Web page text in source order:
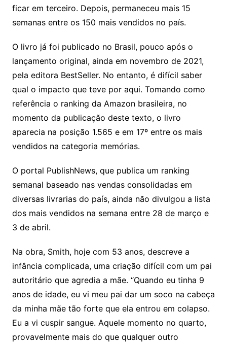
ficar em terceiro. Depois, permaneceu mais 15
semanas entre os 150 mais vendidos no país.
O livro já foi publicado no Brasil, pouco após o
lançamento original, ainda em novembro de 2021,
pela editora BestSeller. No entanto, é difícil saber
qual o impacto que teve por aqui. Tomando como
referência o ranking da Amazon brasileira, no
momento da publicação deste texto, o livro
aparecia na posição 1.565 e em 17º entre os mais
vendidos na categoria memórias.
O portal PublishNews, que publica um ranking
semanal baseado nas vendas consolidadas em
diversas livrarias do país, ainda não divulgou a lista
dos mais vendidos na semana entre 28 de março e
3 de abril.
Na obra, Smith, hoje com 53 anos, descreve a
infância complicada, uma criação difícil com um pai
autoritário que agredia a mãe. “Quando eu tinha 9
anos de idade, eu vi meu pai dar um soco na cabeça
da minha mãe tão forte que ela entrou em colapso.
Eu a vi cuspir sangue. Aquele momento no quarto,
provavelmente mais do que qualquer outro